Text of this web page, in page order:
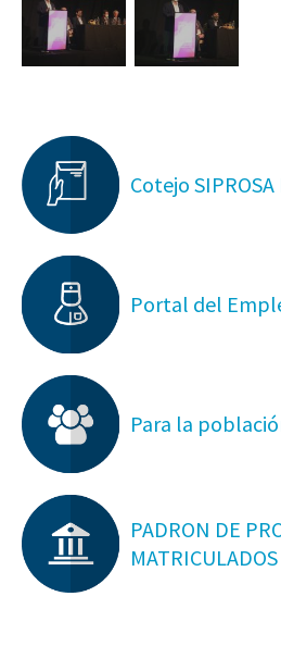
Cotejo
Portal del
Para la
PADRON DE
MATRICULADOS